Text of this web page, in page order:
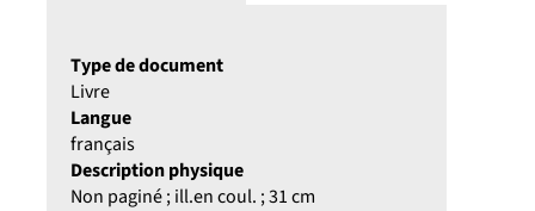
Type de document
Livre
Langue
français
Description physique
Non paginé ; ill.en coul. ; 31 cm